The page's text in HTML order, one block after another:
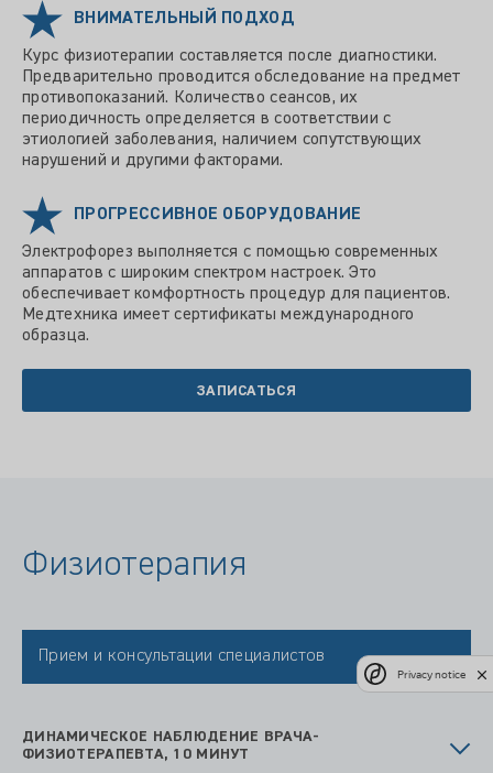
ВНИМАТЕЛЬНЫЙ ПОДХОД
Курс физиотерапии составляется после диагностики.
Предварительно проводится обследование на предмет
противопоказаний. Количество сеансов, их
периодичность определяется в соответствии с
этиологией заболевания, наличием сопутствующих
нарушений и другими факторами.
ПРОГРЕССИВНОЕ ОБОРУДОВАНИЕ
Электрофорез выполняется с помощью современных
аппаратов с широким спектром настроек. Это
обеспечивает комфортность процедур для пациентов.
Медтехника имеет сертификаты международного
образца.
ЗАПИСАТЬСЯ
Физиотерапия
Прием и консультации специалистов
ДИНАМИЧЕСКОЕ НАБЛЮДЕНИЕ ВРАЧА-
ФИЗИОТЕРАПЕВТА, 10 МИНУТ
Privacy notice